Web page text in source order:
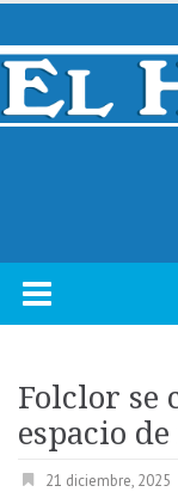
Skip
content
Folclor se
espacio
21 diciembre, 2025